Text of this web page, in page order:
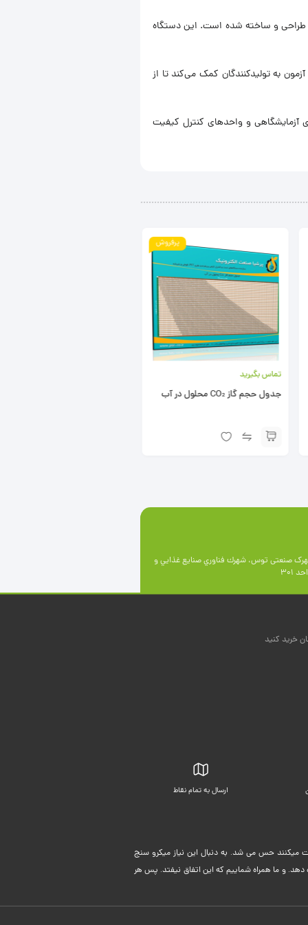
طراحی و ساخته شده است. این دستگاه
به تولیدکنندگان کمک می‌کند تا از
آزمایشگاهی و واحدهای کنترل کیفیت
تماس بگیرید
ضخامت سنج بطری
صنعتی توس، شهرك فناوري صنايع غذايي و
301
خرید کنید
ارسال به تمام نقاط
میکنند حس می شد. به دنبال این نیاز میکرو سنج
و ما همراه شماییم که این اتفاق نیفتد. پس هر